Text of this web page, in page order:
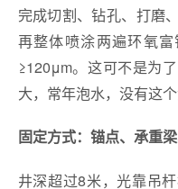
完成切割、钻孔、打磨
再整体喷涂两遍环氧
≥120μm。这可不是为
大，常年泡水，没有这
固定方式：锚点、承重
井深超过8米，光靠吊